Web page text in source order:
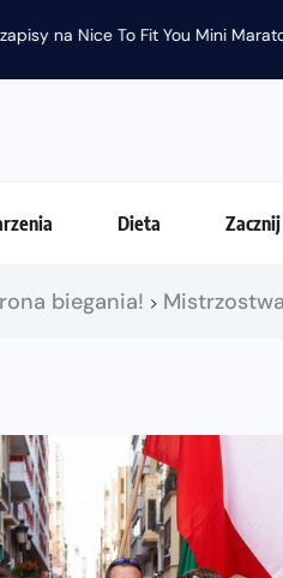
Fit You Mini Maraton przy okazji
Dieta
biegania! >